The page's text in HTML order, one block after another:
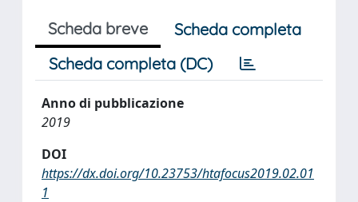
Scheda breve
Scheda completa
Scheda completa (DC)
Anno di pubblicazione
2019
DOI
https://dx.doi.org/10.23753/htafocus2019.02.01
1